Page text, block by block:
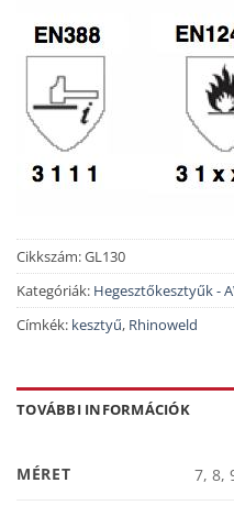
Cikkszám:GL130
Kategóriák: Hegesztőkesztyűk -
Címkék: kesztyű, Rhinoweld
TOVÁBBI INFORMÁCIÓK
MÉRET 7, 8,